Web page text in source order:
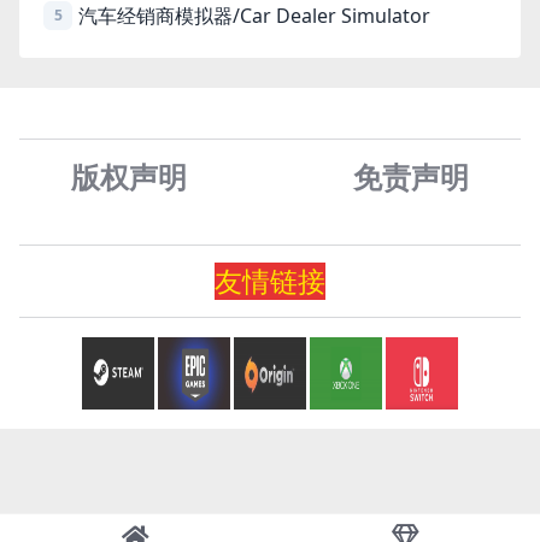
5 汽车经销商模拟器/Car Dealer Simulator
版权声明 免责声明
友情链接